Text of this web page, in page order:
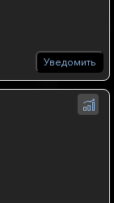
Уведомить